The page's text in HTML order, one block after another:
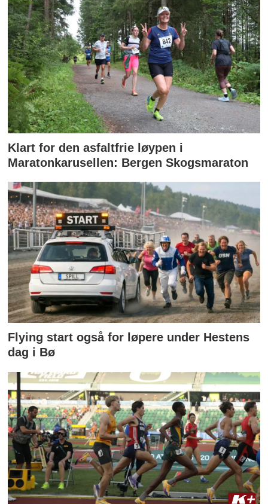
Klart for den asfaltfrie løypen i
Maratonkarusellen: Bergen Skogsmaraton
Flying start også for løpere under Hestens
dag i Bø